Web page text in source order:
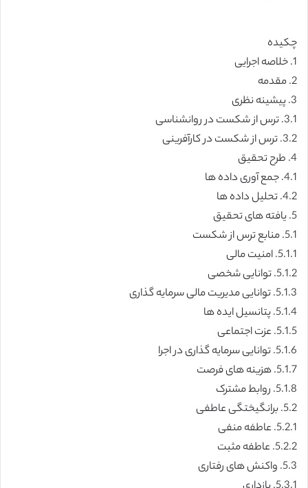
چکیده
1. خلاصه اجرایی
2. مقدمه
3. پیشینه نظری
3.1. ترس از شکست در روانشناسی
3.2. ترس از شکست در کارآفرینی
4. طرح تحقیق
4.1. جمع آوری داده ها
4.2. تحلیل داده ها
5. یافته های تحقیق
5.1. منابع ترس از شکست
5.1.1. امنیت مالی
5.1.2. توانایی شخصی
5.1.3. توانایی مدیریت مالی سرمایه گذاری
5.1.4. پتانسیل ایده ها
5.1.5. عزت اجتماعی
5.1.6. توانایی سرمایه گذاری در اجرا
5.1.7. هزینه های فرصت
5.1.8. روابط مشترک
5.2. برانگیختگی عاطفی
5.2.1. عاطفه منفی
5.2.2. عاطفه مثبت
5.3. واکنش های رفتاری